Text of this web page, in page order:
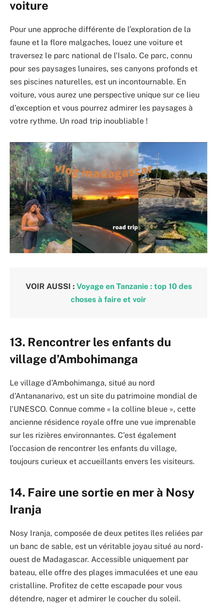
voiture
Pour une approche différente de l’exploration de la
faune et la flore malgaches, louez une voiture et
traversez le parc national de l’Isalo. Ce parc, connu
pour ses paysages lunaires, ses canyons profonds et
ses piscines naturelles, est un incontournable. En
voiture, vous aurez une perspective unique sur ce lieu
d’exception et vous pourrez admirer les paysages à
votre rythme. Un road trip inoubliable !
VOIR AUSSI : Voyage en Tanzanie : top 10 des
choses à faire et voir
13. Rencontrer les enfants du
village d’Ambohimanga
Le village d’Ambohimanga, situé au nord
d’Antananarivo, est un site du patrimoine mondial de
l’UNESCO. Connue comme « la colline bleue », cette
ancienne résidence royale offre une vue imprenable
sur les rizières environnantes. C’est également
l’occasion de rencontrer les enfants du village,
toujours curieux et accueillants envers les visiteurs.
14. Faire une sortie en mer à Nosy
Iranja
Nosy Iranja, composée de deux petites îles reliées par
un banc de sable, est un véritable joyau situé au nord-
ouest de Madagascar. Accessible uniquement par
bateau, elle offre des plages immaculées et une eau
cristalline. Profitez de cette escapade pour vous
détendre, nager et admirer le coucher du soleil.